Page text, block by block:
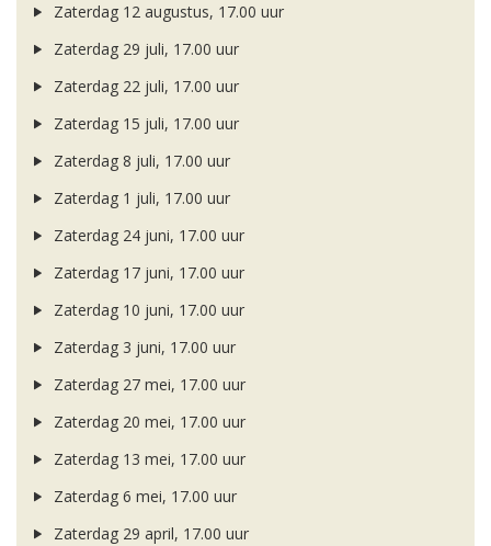
Zaterdag 12 augustus, 17.00 uur
Zaterdag 29 juli, 17.00 uur
Zaterdag 22 juli, 17.00 uur
Zaterdag 15 juli, 17.00 uur
Zaterdag 8 juli, 17.00 uur
Zaterdag 1 juli, 17.00 uur
Zaterdag 24 juni, 17.00 uur
Zaterdag 17 juni, 17.00 uur
Zaterdag 10 juni, 17.00 uur
Zaterdag 3 juni, 17.00 uur
Zaterdag 27 mei, 17.00 uur
Zaterdag 20 mei, 17.00 uur
Zaterdag 13 mei, 17.00 uur
Zaterdag 6 mei, 17.00 uur
Zaterdag 29 april, 17.00 uur